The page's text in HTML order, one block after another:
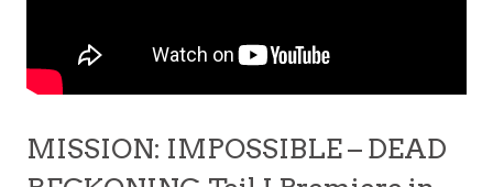
MISSION: IMPOSSIBLE – DEAD